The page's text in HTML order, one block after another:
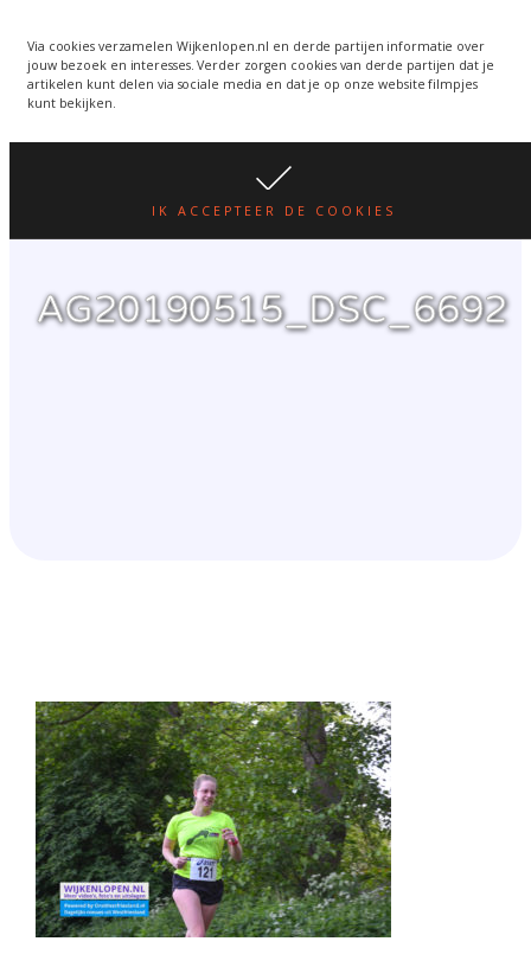
Via cookies verzamelen Wijkenlopen.nl en derde partijen informatie over
jouw bezoek en interesses. Verder zorgen cookies van derde partijen dat je
artikelen kunt delen via sociale media en dat je op onze website filmpjes
kunt bekijken.
IK ACCEPTEER DE COOKIES
wordt een week verplaatst
i.v.m. warmte. lees hier
WIJKENLOPEN.NL
AG20190515_DSC_6692